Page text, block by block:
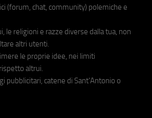
(forum, chat, community) polemiche e
le religioni e razze diverse dalla tua, non
altri utenti.
le proprie idee, nei limiti
altrui.
pubblicitari, catene di Sant'Antonio o